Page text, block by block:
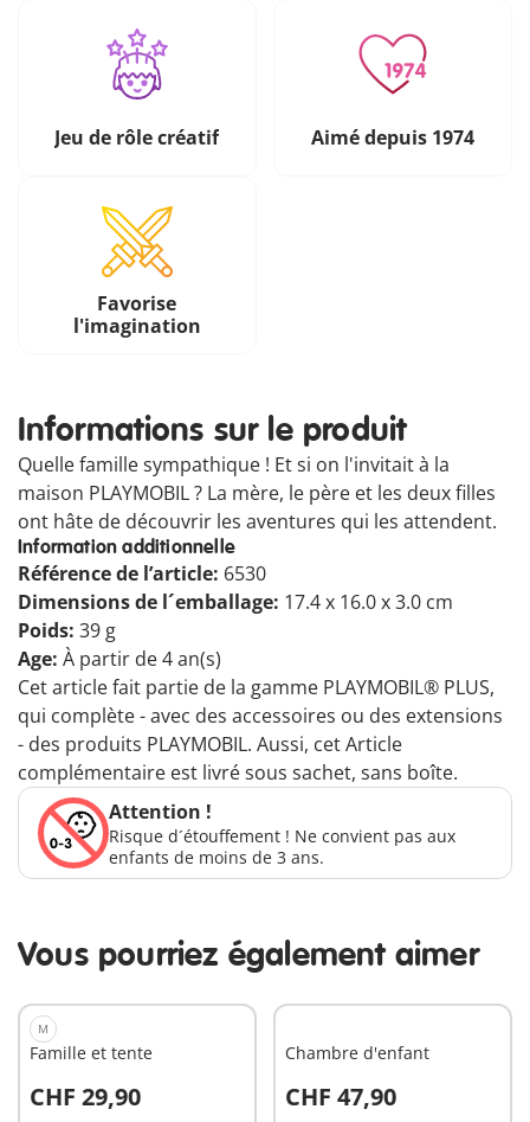
Jeu de rôle créatif Aimé depuis 1974
Favorise
l'imagination
Informations sur le produit
Quelle famille sympathique ! Et si on l'invitait à la
maison PLAYMOBIL ? La mère, le père et les deux filles
ont hâte de découvrir les aventures qui les attendent.
Information additionnelle
Référence de l’article: 6530
Dimensions de l´emballage: 17.4 x 16.0 x 3.0 cm
Poids: 39 g
Age: À partir de 4 an(s)
Cet article fait partie de la gamme PLAYMOBIL® PLUS,
qui complète - avec des accessoires ou des extensions
- des produits PLAYMOBIL. Aussi, cet Article
complémentaire est livré sous sachet, sans boîte.
Attention !
Risque d´étouffement ! Ne convient pas aux
enfants de moins de 3 ans.
Vous pourriez également aimer
M
Famille et tente
CHF 29,90
Au panier
Chambre d'enfant
CHF 47,90
Au panier